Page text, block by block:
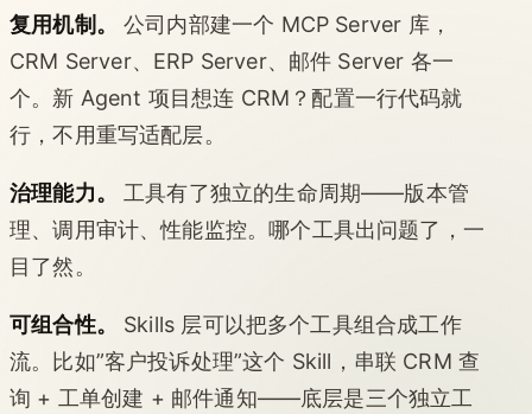
复用机制。
公司内部建一个 MCP Server 库，
CRM Server、ERP Server、邮件 Server 各一
个。新 Agent 项目想连 CRM？配置一行代码就
行，不用重写适配层。
治理能力。
工具有了独立的生命周期——版本管
理、调用审计、性能监控。哪个工具出问题了，一
目了然。
可组合性。
Skills 层可以把多个工具组合成工作
流。比如”客户投诉处理”这个 Skill，串联 CRM 查
询 + 工单创建 + 邮件通知——底层是三个独立工